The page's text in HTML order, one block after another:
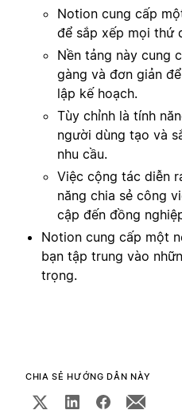
Notion cung cấp
để sắp xếp mọi thứ
Nền tảng này cung
gàng và đơn giản
lập kế hoạch.
Tùy chỉnh là tính
người dùng tạo và
nhu cầu.
Việc cộng tác diễn
năng chia sẻ công
cập đến đồng
Notion cung cấp một
bạn tập trung vào
trọng.
CHIA SẺ HƯỚNG DẪN NÀY